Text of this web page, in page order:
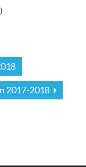
2017-2018